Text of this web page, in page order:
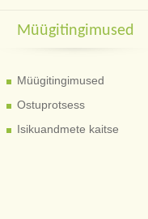
Müügitingimused
Müügitingimused
Ostuprotsess
Isikuandmete kaitse